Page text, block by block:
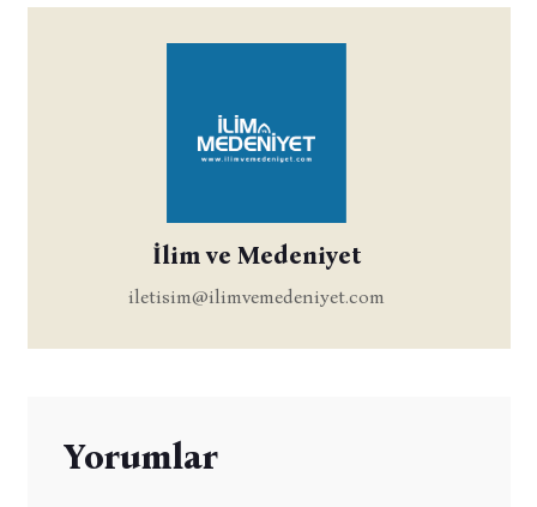
İlim ve Medeniyet
iletisim@ilimvemedeniyet.com
Yorumlar